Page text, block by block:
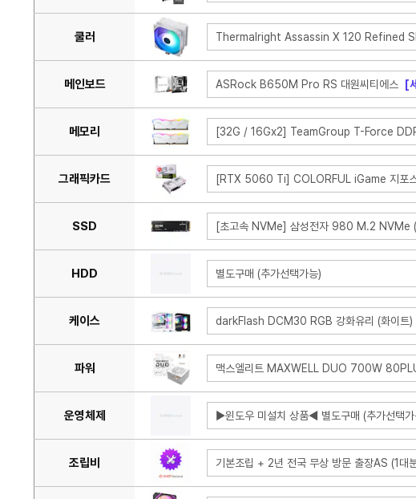
쿨러 Thermalright Assassin X 120 Refined
메인보드 ASRock B650M Pro RS 대원씨티에스 [
메모리 [32G / 16Gx2] TeamGroup T-Force
그래픽카드 [RTX 5060 Ti] COLORFUL iGame 지포
SSD [초고속 NVMe] 삼성전자 980 M.2 NVMe
HDD 별도구매 (추가선택가능)
케이스 darkFlash DCM30 RGB 강화유리 (화이트)
파워 맥스엘리트 MAXWELL DUO 700W
운영체제 ▶윈도우 미설치 상품◀ 별도구매 (추가선택가
조립비 기본조립 + 2년 전국 무상 방문 출장AS (1대